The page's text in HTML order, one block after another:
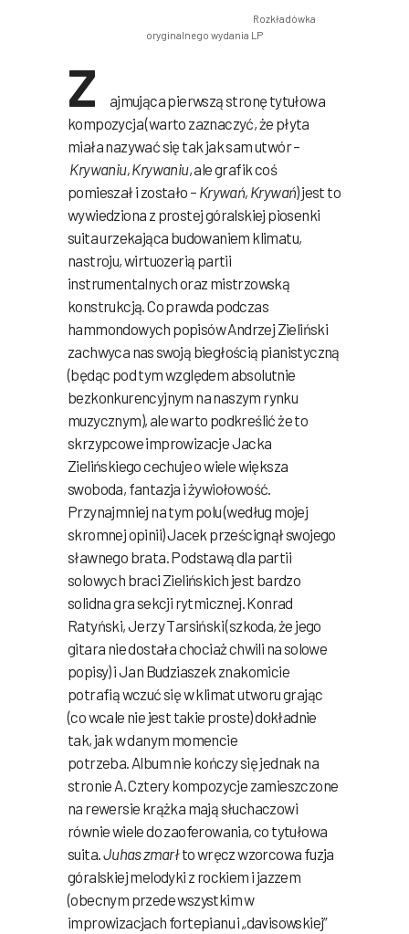
Rozkładówka
oryginalnego wydania LP
Z
ajmująca pierwszą stronę tytułowa
kompozycja (warto zaznaczyć, że płyta
miała nazywać się tak jak sam utwór –
Krywaniu, Krywaniu, ale grafik coś
pomieszał i zostało – Krywań, Krywań) jest to
wywiedziona z prostej góralskiej piosenki
suita urzekająca budowaniem klimatu,
nastroju, wirtuozerią partii
instrumentalnych oraz mistrzowską
konstrukcją. Co prawda podczas
hammondowych popisów Andrzej Zieliński
zachwyca nas swoją biegłością pianistyczną
(będąc pod tym względem absolutnie
bezkonkurencyjnym na naszym rynku
muzycznym), ale warto podkreślić że to
skrzypcowe improwizacje Jacka
Zielińskiego cechuje o wiele większa
swoboda, fantazja i żywiołowość.
Przynajmniej na tym polu (według mojej
skromnej opinii) Jacek prześcignął swojego
sławnego brata. Podstawą dla partii
solowych braci Zielińskich jest bardzo
solidna gra sekcji rytmicznej. Konrad
Ratyński, Jerzy Tarsiński (szkoda, że jego
gitara nie dostała chociaż chwili na solowe
popisy) i Jan Budziaszek znakomicie
potrafią wczuć się w klimat utworu grając
(co wcale nie jest takie proste) dokładnie
tak, jak w danym momencie
potrzeba. Album nie kończy się jednak na
stronie A. Cztery kompozycje zamieszczone
na rewersie krążka mają słuchaczowi
równie wiele do zaoferowania, co tytułowa
suita.Juhas zmarłto wręcz wzorcowa fuzja
góralskiej melodyki z rockiem i jazzem
(obecnym przede wszystkim w
improwizacjach fortepianu i „davisowskiej”